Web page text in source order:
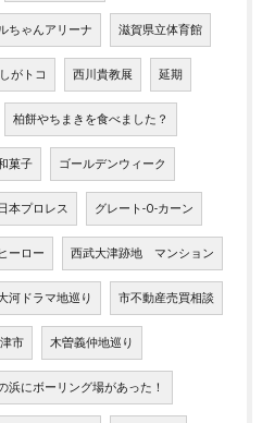
ちゃんアリーナ 滋賀県立体育館
しがトコ 西川貴教展 延期
柏餅やちまきを食べました？
菓子 ゴールデンウィーク
本プロレス グレート-O-カーン
ーロー 西武大津跡地 マンション
河ドラマ地巡り 市不動産売買相談
市 木曽義仲地巡り
浜にボーリング場があった！